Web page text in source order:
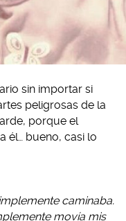
sin importar si
peligrosas de la
porque el
él… bueno, casi lo
caminaba.
movía mis